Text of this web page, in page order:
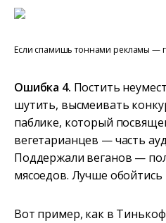
Если спамишь тоннами рекламы —
Ошибка 4. Постить
шутить, высмеивать
паблике, который
вегетарианцев — часть
Поддержали веганов —
мясоедов. Лучше
Вот пример, как в